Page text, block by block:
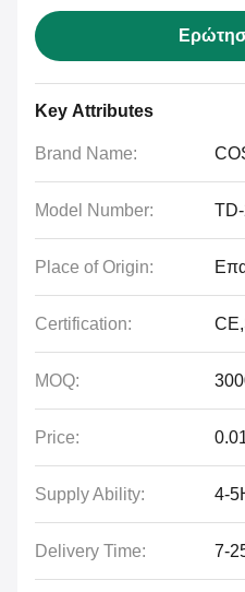
Key Attributes
Brand Name:
Model Number:
Place of Origin:
Certification:
MOQ:
Price:
Supply Ability: 4-
Delivery Time: 7-